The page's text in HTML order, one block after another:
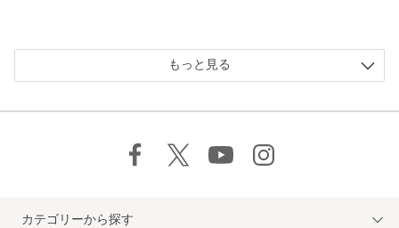
もっと見る
カテゴリーから探す